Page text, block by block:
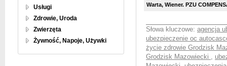
Usługi
Zdrowie, Uroda
Zwierzęta
Żywność, Napoje, Używki
Warta, Wiener. PZU
Słowa kluczowe: agencja
ubezpieczenie oc
życie zdrowie Grodzisk
Grodzisk Mazowiecki ,